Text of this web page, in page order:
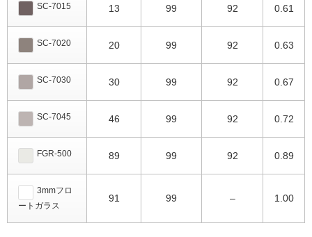
SC-7015 13 99 92 0.61
SC-7020 20 99 92 0.63
SC-7030 30 99 92 0.67
SC-7045 46 99 92 0.72
FGR-500 89 99 92 0.89
3mmフロ
ートガラス
91 99 – 1.00